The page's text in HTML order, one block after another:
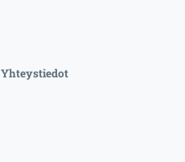
Yhteystiedot